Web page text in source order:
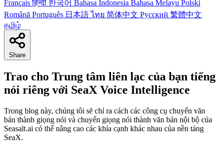
Françaisहिन्दी 한국어 Bahasa Indonesia Bahasa Melayu Polski
Română Português 日本語ไทย 简体中文 Русский 繁體中文
தமிழ்
Share
Trao cho Trung tâm liên lạc của bạn tiếng
nói riêng với SeaX Voice Intelligence
Trong blog này, chúng tôi sẽ chỉ ra cách các công cụ chuyển văn
bản thành giọng nói và chuyển giọng nói thành văn bản nội bộ của
Seasalt.ai có thể nâng cao các khía cạnh khác nhau của nền tảng
SeaX.